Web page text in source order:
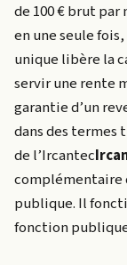
de 100 € brut par
en une seule
unique libère la
servir une rente
garantie d’un
dans des termes
de l’Ircantec
complémentaire
publique. Il
fonction